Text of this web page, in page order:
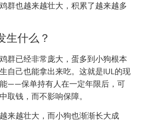
群也越来越壮大，积累了越来越多
生什么？
群已经非常庞大，蛋多到小狗根本
自己也能拿出来吃。这就是IUL的现
——保单持有人在一定年限后，可
取钱，而不影响保障。
来越壮大，而小狗也渐渐长大成